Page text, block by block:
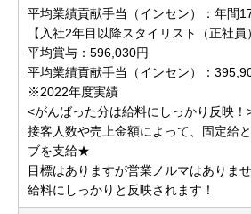
平均業績貢献手当（インセン）：年間
【入社2年目以降スタイリスト（正社員
平均賞与：596,030円
平均業績貢献手当（インセン）：
※2022年度実績
<がんばった分は給料にしっかり反映！
接客人数や売上金額によって、固定給
ブを支給★
目標はありますが営業ノルマはありま
給料にしっかりと反映されます！